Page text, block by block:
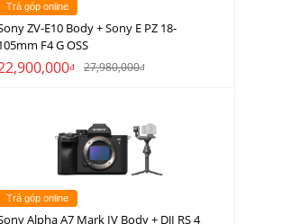
Trả góp online
ZV-E10 Body + Sony E PZ 18-
F4 G OSS
đ 27,980,000đ
Trả góp online
Alpha A7 Mark IV Body + DJI RS 4